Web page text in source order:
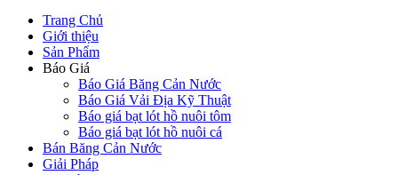
Trang Chủ
Giới thiệu
Sản Phẩm
Báo Giá
Báo Giá Băng Cản Nước
Báo Giá Vải Địa Kỹ Thuật
Báo giá bạt lót hồ nuôi tôm
Báo giá bạt lót hồ nuôi cá
Bán Băng Cản Nước
Giải Pháp